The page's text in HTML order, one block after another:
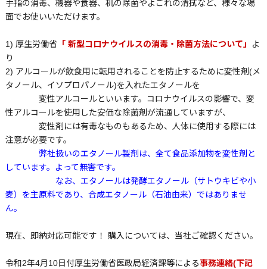
手指の消毒、機器や食器、机の除菌やよごれの清拭など、様々な場
面でお使いいただけます。
1) 厚生労働省「 新型コロナウイルスの消毒・除菌方法について」
よ
り
2) アルコールが飲食用に転用されることを防止するために変性剤(メ
タノール、イソプロパノール)を入れたエタノールを
変性アルコールといいます。コロナウイルスの影響で、変
性アルコールを使用した安価な除菌剤が流通していますが、
変性剤には有毒なものもあるため、人体に使用する際には
注意が必要です。
弊社扱いのエタノール製剤は、全て食品添加物を変性剤と
しています。よって無害です。
なお、エタノールは発酵エタノール（サトウキビや小
麦）を主原料であり、合成エタノール（石油由来）ではありませ
ん。
現在、即納対応可能です！ 購入については、当社ご確認ください。
令和2年4月10日付厚生労働省医政局経済課等による事務連絡(下記